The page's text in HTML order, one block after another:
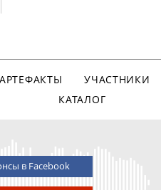
АРТЕФАКТЫ
УЧАСТНИКИ
КАТАЛОГ
в Facebook